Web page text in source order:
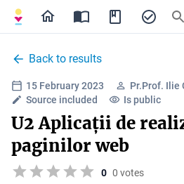
Back to results
15 February 2023
Pr.Prof. Ilie
Source included
Is public
U2 Aplicații de
paginilor web
0 0 votes